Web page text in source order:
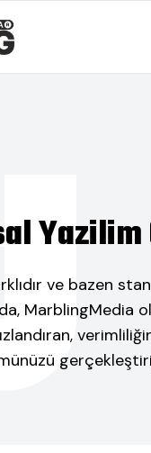
ve bazen
MarblingMedia